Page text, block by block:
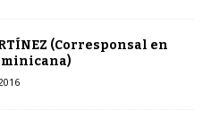
(Corresponsal en